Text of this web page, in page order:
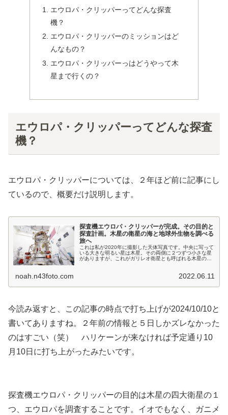
エウロパ・クリッパーってどんな探査
機？
エウロパ・クリッパーのミッションはど
んなもの？
エウロパ・クリッパーっはどうやって木
星まで行くの？
エウロパ・クリッパーってどんな探査
機？
エウロパ・クリッパーについては、２年ほど前に記事にし
ているので、概要だけ説明します。
探査機エウロパ・クリッパーが完成。その目的と
探査計画。木星の衛星の海と地球外生物を調べる
旅へ
これは私が2020年に撮影した天体写真です。中央に写って
いる大きな明るい星は木星。その両側に２つずつ小さな星
がありますが、これがガリレオ衛星とも呼ばれる木星の四
するための探査機「エウロパ・クリッパー」のお話です。
ースですが、NASAが...
noah.n43foto.com 2022.06.11
今読み返すと、この記事の時点で打ち上げが2024/10/10と
書いてありますね。２年前の情報と５日しかズレなかった
のはすごい（笑） ハリケーンが来なければ予定通り10
月10日に打ち上がったみたいです。
探査機エウロパ・クリッパーの目的は木星の四大衛星の１
つ、エウロパを調査することです。イオでもなく、ガニメ